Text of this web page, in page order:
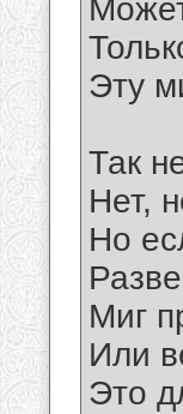
Эту
Так
Нет,
Но
Миг
Или
Это